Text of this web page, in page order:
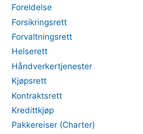
Foreldelse
Forsikringsrett
Forvaltningsrett
Helserett
Håndverkertjenester
Kjøpsrett
Kontraktsrett
Kredittkjøp
Pakkereiser (Charter)